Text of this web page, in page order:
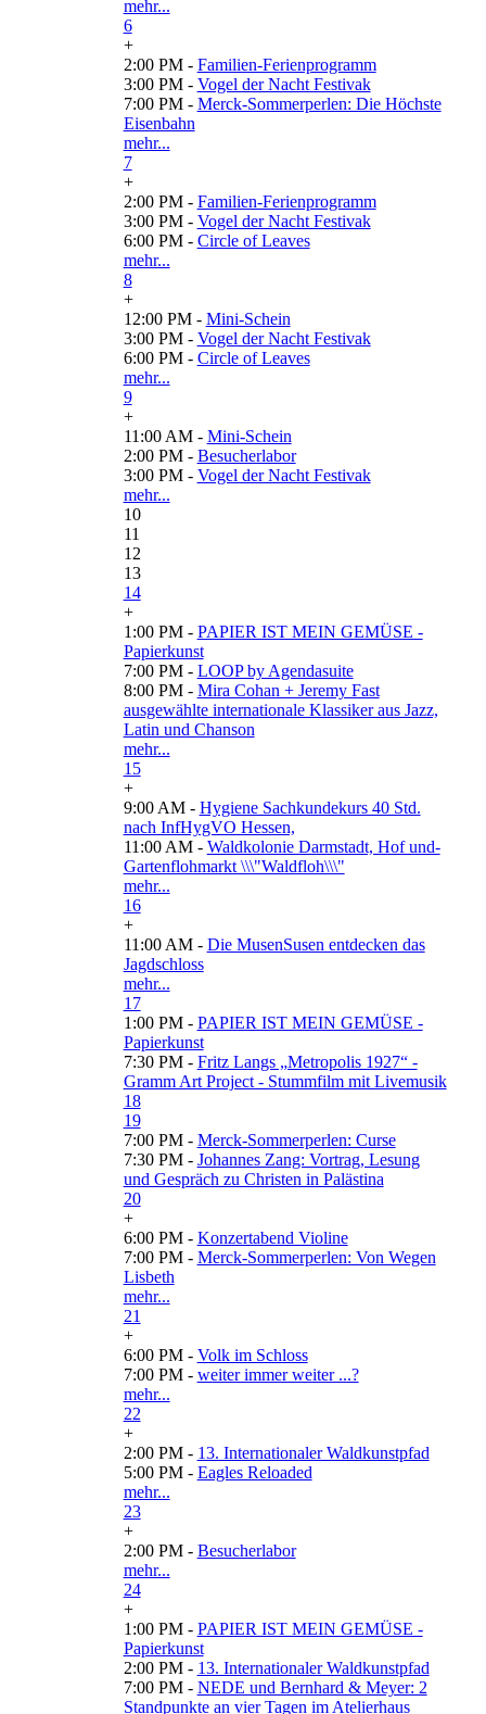
mehr...
6
+
2:00 PM - Familien-Ferienprogramm
3:00 PM - Vogel der Nacht Festivak
7:00 PM - Merck-Sommerperlen: Die Höchste
Eisenbahn
mehr...
7
+
2:00 PM - Familien-Ferienprogramm
3:00 PM - Vogel der Nacht Festivak
6:00 PM - Circle of Leaves
mehr...
8
+
12:00 PM - Mini-Schein
3:00 PM - Vogel der Nacht Festivak
6:00 PM - Circle of Leaves
mehr...
9
+
11:00 AM - Mini-Schein
2:00 PM - Besucherlabor
3:00 PM - Vogel der Nacht Festivak
mehr...
10
11
12
13
14
+
1:00 PM - PAPIER IST MEIN GEMÜSE -
Papierkunst
7:00 PM - LOOP by Agendasuite
8:00 PM - Mira Cohan + Jeremy Fast
ausgewählte internationale Klassiker aus Jazz,
Latin und Chanson
mehr...
15
+
9:00 AM - Hygiene Sachkundekurs 40 Std.
nach InfHygVO Hessen,
11:00 AM - Waldkolonie Darmstadt, Hof und-
Gartenflohmarkt \\\"Waldfloh\\\"
mehr...
16
+
11:00 AM - Die MusenSusen entdecken das
Jagdschloss
mehr...
17
1:00 PM - PAPIER IST MEIN GEMÜSE -
Papierkunst
7:30 PM - Fritz Langs „Metropolis 1927“ -
Gramm Art Project - Stummfilm mit Livemusik
18
19
7:00 PM - Merck-Sommerperlen: Curse
7:30 PM - Johannes Zang: Vortrag, Lesung
und Gespräch zu Christen in Palästina
20
+
6:00 PM - Konzertabend Violine
7:00 PM - Merck-Sommerperlen: Von Wegen
Lisbeth
mehr...
21
+
6:00 PM - Volk im Schloss
7:00 PM - weiter immer weiter ...?
mehr...
22
+
2:00 PM - 13. Internationaler Waldkunstpfad
5:00 PM - Eagles Reloaded
mehr...
23
+
2:00 PM - Besucherlabor
mehr...
24
+
1:00 PM - PAPIER IST MEIN GEMÜSE -
Papierkunst
2:00 PM - 13. Internationaler Waldkunstpfad
7:00 PM - NEDE und Bernhard & Meyer: 2
Standpunkte an vier Tagen im Atelierhaus